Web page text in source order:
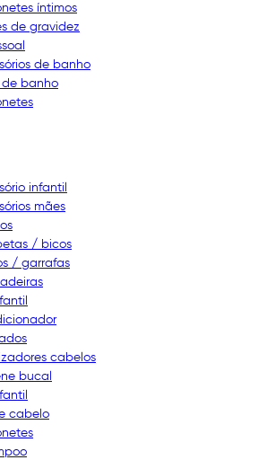
íntimos
de gravidez
de banho
de banho
infantil
mães
/ bicos
/ garrafas
cabelos
bucal
cabelo